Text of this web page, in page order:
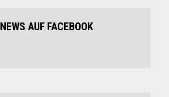
NEWS AUF FACEBOOK